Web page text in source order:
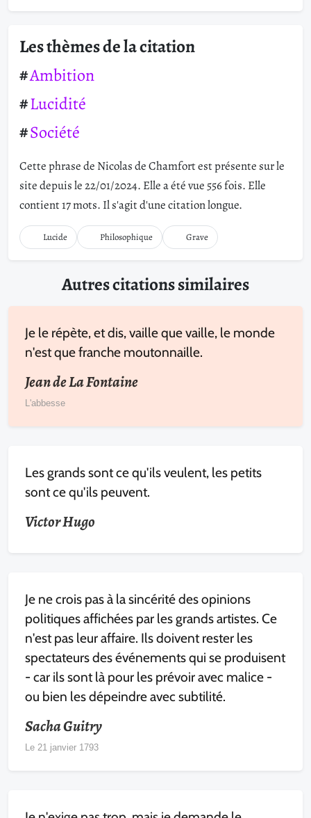
Les thèmes de la citation
Ambition
Lucidité
Société
Cette phrase de Nicolas de Chamfort est présente sur le
site depuis le 22/01/2024. Elle a été vue 556 fois. Elle
contient 17 mots. Il s'agit d'une citation longue.
Lucide Philosophique Grave
Autres citations similaires
Je le répète, et dis, vaille que vaille, le monde
n'est que franche moutonnaille.
Jean de La Fontaine
L'abbesse
Les grands sont ce qu'ils veulent, les petits
sont ce qu'ils peuvent.
Victor Hugo
Je ne crois pas à la sincérité des opinions
politiques affichées par les grands artistes. Ce
n'est pas leur affaire. Ils doivent rester les
spectateurs des événements qui se produisent
- car ils sont là pour les prévoir avec malice -
ou bien les dépeindre avec subtilité.
Sacha Guitry
Le 21 janvier 1793